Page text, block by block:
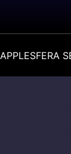
APPLESFERA